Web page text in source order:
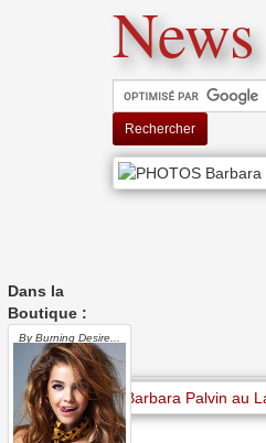
Rechercher
Dans la
Boutique :
By Burning Desire...